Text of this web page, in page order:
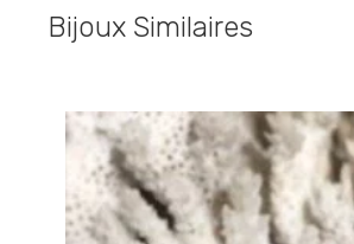
Bijoux Similaires